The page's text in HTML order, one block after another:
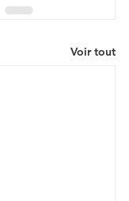
Voir tout